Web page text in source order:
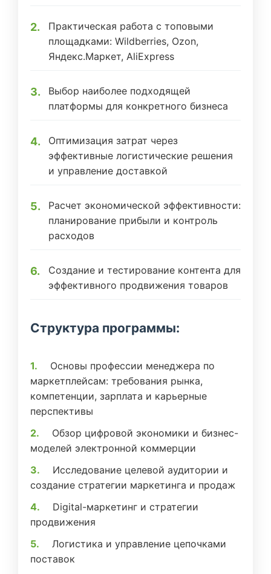
Практическая работа с топовыми
площадками: Wildberries, Ozon,
Яндекс.Маркет, AliExpress
Выбор наиболее подходящей
платформы для конкретного бизнеса
Оптимизация затрат через
эффективные логистические решения
и управление доставкой
Расчет экономической эффективности:
планирование прибыли и контроль
расходов
Создание и тестирование контента для
эффективного продвижения товаров
Структура программы:
Основы профессии менеджера по
маркетплейсам: требования рынка,
компетенции, зарплата и карьерные
перспективы
Обзор цифровой экономики и бизнес-
моделей электронной коммерции
Исследование целевой аудитории и
создание стратегии маркетинга и продаж
Digital-маркетинг и стратегии
продвижения
Логистика и управление цепочками
поставок